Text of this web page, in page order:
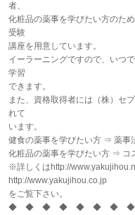
者、
化粧品の薬事を学びたい方のた
受験
講座を用意しています。
イーラーニングですので、いつ
学習
できます。
また、資格取得者には（株）セ
れて
います。
健食の薬事を学びたい方 ⇒ 薬事
化粧品の薬事を学びたい方 ⇒ コ
※詳しくはhttp://
http://www.yakujihou.co.jp
をご覧下さい。
◆ ◆ ◆ ◆ ◆ ◆ ◆